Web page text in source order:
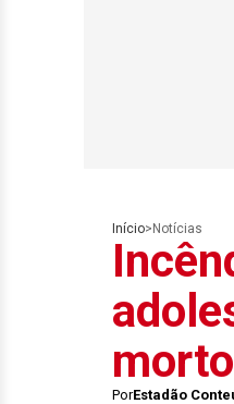
Início> Notícias
PorEstadão